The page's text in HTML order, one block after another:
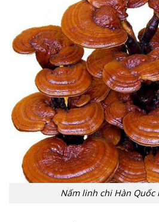
Nấm linh chi Hàn Quốc